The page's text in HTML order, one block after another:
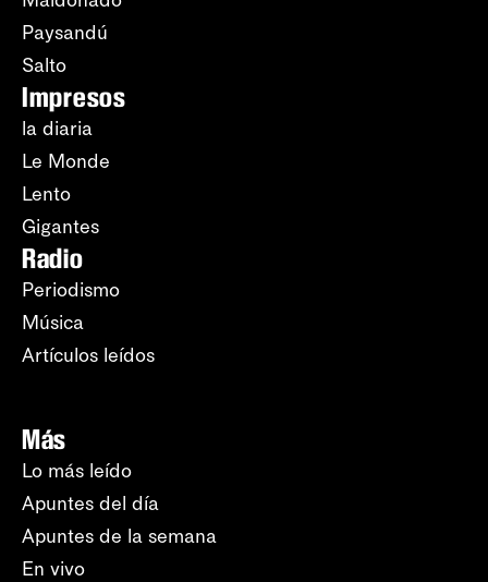
Paysandú
Salto
Impresos
la diaria
Le Monde
Lento
Gigantes
Radio
Periodismo
Música
Artículos leídos
Más
Lo más leído
Apuntes del día
Apuntes de la semana
En vivo